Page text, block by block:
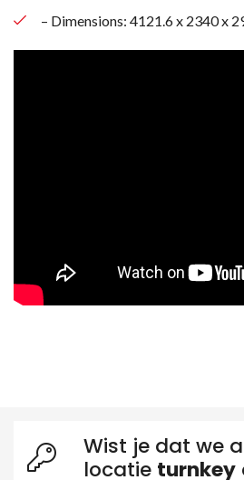
– Dimensions: 4121.6 x 2340 x
Wist je dat we
locatie turnkey